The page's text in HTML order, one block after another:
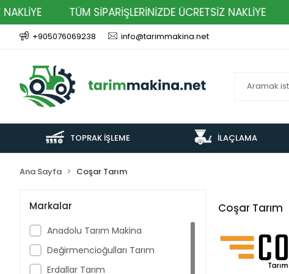
TÜM SİPARİŞLERİNİZDE ÜCRETSİZ NAKLİYE
+905076069238 info@tarimmakina.net
TOPRAK İŞLEME İLAÇLAMA
Ana Sayfa Coşar Tarım
Markalar
Anadolu Tarım Makina
Değirmencioğulları Tarım
Erdallar Tarım
Coşar Tarım